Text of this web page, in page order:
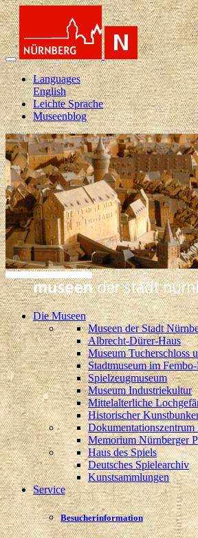
Languages
English
Leichte Sprache
Museenblog
Die Museen
Museen der Stadt
Albrecht-Dürer-Haus
Museum Tucherschloss
Stadtmuseum im
Spielzeugmuseum
Museum Industriekultur
Mittelalterliche
Historischer
Dokumentationszentrum
Memorium Nürnberger
Haus des Spiels
Deutsches Spielearchiv
Kunstsammlungen
Service
Besucherinformation